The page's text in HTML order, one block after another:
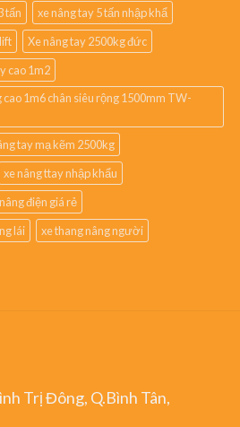
tấn
xe nâng tay 5 tấn nhập khẩ
Xe nâng tay 2500kg đức
cao 1m2
1m6 chân siêu rộng 1500mm TW-
tay mạ kẽm 2500kg
xe nâng ttay nhập khẩu
điện giá rẻ
lái
xe thang nâng người
Trị Đông, Q.Bình Tân,